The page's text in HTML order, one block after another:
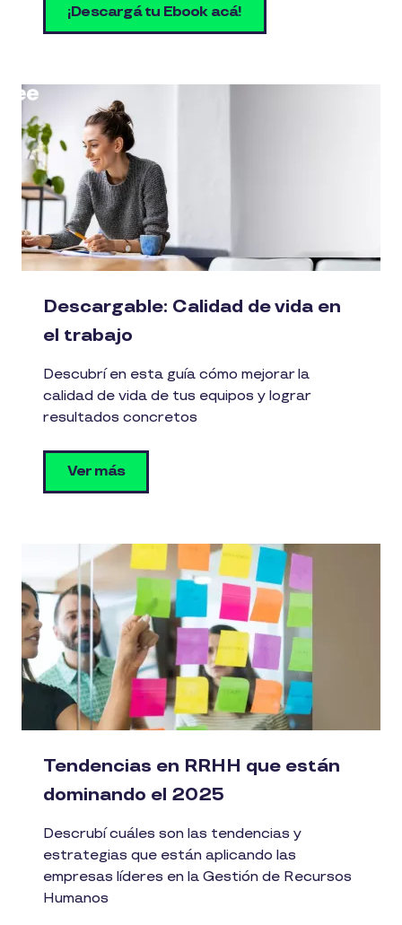
¡Descargá tu Ebook acá!
Descargable: Calidad de vida en
el trabajo
Descubrí en esta guía cómo mejorar la
calidad de vida de tus equipos y lograr
resultados concretos
Ver más
Tendencias en RRHH que están
dominando el 2025
Descrubí cuáles son las tendencias y
estrategias que están aplicando las
empresas líderes en la Gestión de Recursos
Humanos